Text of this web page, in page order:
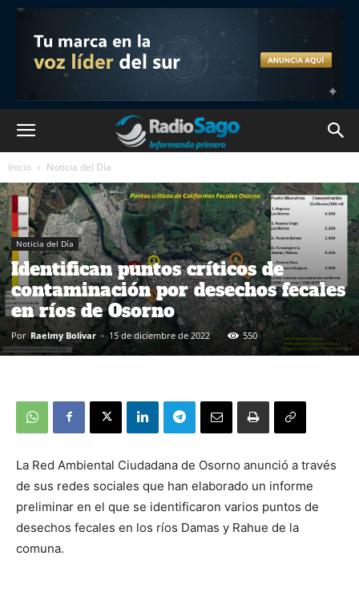
Inicio Noticia del Día
Noticia del Día
Identifican puntos críticos de
contaminación por desechos fecales
en ríos de Osorno
Por Raelmy Bolivar - 15 de diciembre de 2022 550
La Red Ambiental Ciudadana de Osorno anunció a través
de sus redes sociales que han elaborado un informe
preliminar en el que se identificaron varios puntos de
desechos fecales en los ríos Damas y Rahue de la
comuna.